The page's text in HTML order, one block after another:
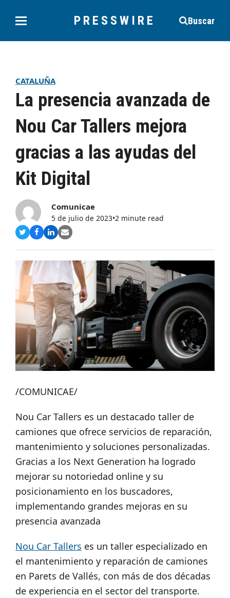
PRESSWIRE Buscar
CATALUÑA
La presencia avanzada de
Nou Car Tallers mejora
gracias a las ayudas del
Kit Digital
Comunicae
5 de julio de 2023•2 minute read
Compartir
Twitter
Compartir
Facebook
Compartir
LinkedIn
Share
Email
/COMUNICAE/
Nou Car Tallers es un destacado taller de
camiones que ofrece servicios de reparación,
mantenimiento y soluciones personalizadas.
Gracias a los Next Generation ha logrado
mejorar su notoriedad online y su
posicionamiento en los buscadores,
implementando grandes mejoras en su
presencia avanzada
Nou Car Tallers es un taller especializado en
el mantenimiento y reparación de camiones
en Parets de Vallés, con más de dos décadas
de experiencia en el sector del transporte.